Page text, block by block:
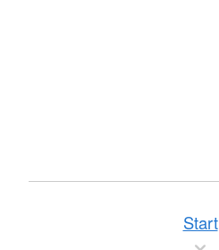
Start